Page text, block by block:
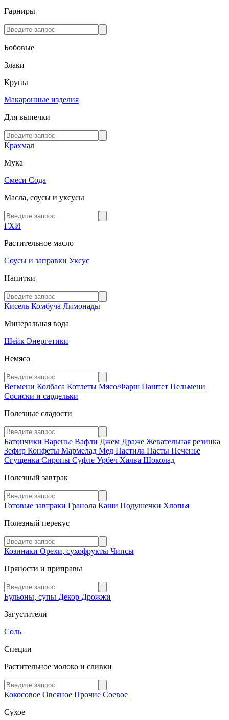
Гарниры
Бобовые
Злаки
Крупы
Макаронные изделия
Для выпечки
Крахмал
Мука
Смеси Сода
Масла, соусы и уксусы
ГХИ
Растительное масло
Соусы и заправки Уксус
Напитки
Кисель Комбуча Лимонады
Минеральная вода
Шейк Энергетики
Немясо
Вегмени Колбаса Котлеты Мясо/Фарш Паштет Пельмени
Сосиски и сардельки
Полезные сладости
Батончики Варенье Вафли Джем Драже Жевательная резинка
Зефир Конфеты Мармелад Мед Пастила Пасты Печенье
Сгущенка Сиропы Суфле Урбеч Халва Шоколад
Полезный завтрак
Готовые завтраки Гранола Каши Подушечки Хлопья
Полезный перекус
Козинаки Орехи, сухофрукты Чипсы
Пряности и приправы
Бульоны, супы Декор Дрожжи
Загустители
Соль
Специи
Растительное молоко и сливки
Кокосовое Овсяное Прочие Соевое
Сухое